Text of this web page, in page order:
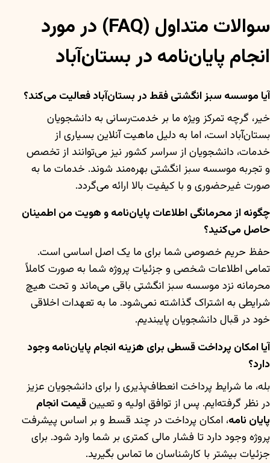
سوالات متداول (FAQ) در مورد
انجام پایان‌نامه در بستان‌آباد
آیا موسسه سبز انگشتی فقط در بستان‌آباد فعالیت می‌کند؟
خیر، گرچه تمرکز ویژه ما بر خدمت‌رسانی به دانشجویان
بستان‌آباد است، اما به دلیل ماهیت آنلاین بسیاری از
خدمات، دانشجویان از سراسر کشور نیز می‌توانند از تخصص
و تجربه موسسه سبز انگشتی بهره‌مند شوند. خدمات ما به
صورت غیرحضوری و با کیفیت بالا ارائه می‌گردد.
چگونه از محرمانگی اطلاعات پایان‌نامه و هویت من اطمینان
حاصل می‌کنید؟
حفظ حریم خصوصی شما برای ما یک اصل اساسی است.
تمامی اطلاعات شخصی و جزئیات پروژه شما به صورت کاملاً
محرمانه نزد موسسه سبز انگشتی باقی می‌ماند و تحت هیچ
شرایطی به اشتراک گذاشته نمی‌شود. ما به تعهدات اخلاقی
خود در قبال دانشجویان پایبندیم.
آیا امکان پرداخت قسطی برای هزینه انجام پایان‌نامه وجود
دارد؟
بله، ما شرایط پرداخت انعطاف‌پذیری را برای دانشجویان عزیز
در نظر گرفته‌ایم. پس از توافق اولیه و تعیینقیمت انجام
پایان نامه، امکان پرداخت در چند قسط و بر اساس پیشرفت
پروژه وجود دارد تا فشار مالی کمتری بر شما وارد شود. برای
جزئیات بیشتر با کارشناسان ما تماس بگیرید.